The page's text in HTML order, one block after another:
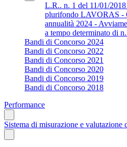
L.R.. n. 1 del 11/01/
plurifondo LAVORAS -
annualità 2024 -
a tempo determinato di
Bandi di Concorso 2024
Bandi di Concorso 2022
Bandi di Concorso 2021
Bandi di Concorso 2020
Bandi di Concorso 2019
Bandi di Concorso 2018
Performance
Sistema di misurazione e valutazione